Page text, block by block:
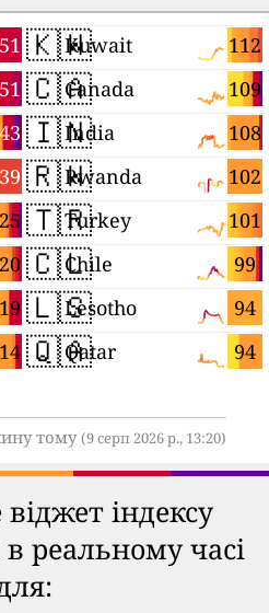
🇰🇼 112
Kuwait
🇨🇦 109
Canada
🇮🇳 108
India
🇷🇼 102
Rwanda
🇹🇷 101
Turkey
🇨🇱 99
Chile
🇱🇸 94
Lesotho
🇶🇦 94
Qatar
тому(9 серп 2026 р., 13:20)
індексу
в реальному часі